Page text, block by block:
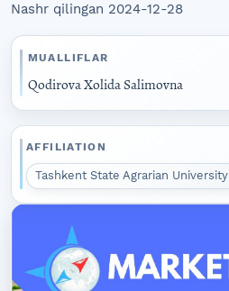
Nashr qilingan 2024-12-28
MUALLIFLAR
Qodirova Xolida Salimovna
AFFILIATION
Tashkent State Agrarian University